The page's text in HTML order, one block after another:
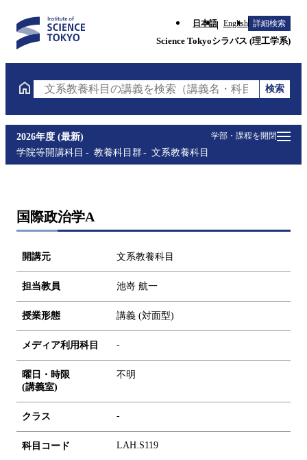
日本語 English 詳細検索
Science Tokyoシラバス (理工学系)
文系教養科目の講義を検索（講義名・科目コード・担
検索
学部・課程を開閉
2026年度 (最新)
学院等開講科目
教養科目群 文系教養科目
国際政治学A
開講元 文系教養科目
担当教員 池嵜 航一
授業形態 講義 (対面型)
メディア利用科目 -
曜日・時限
(講義室)
不明
クラス -
科目コード LAH.S119